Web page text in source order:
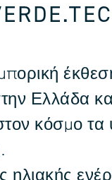
Ελλάδα
κόσμο τα